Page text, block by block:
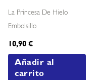
La Princesa De Hielo
Embolsillo
10,90€
Añadir al
carrito